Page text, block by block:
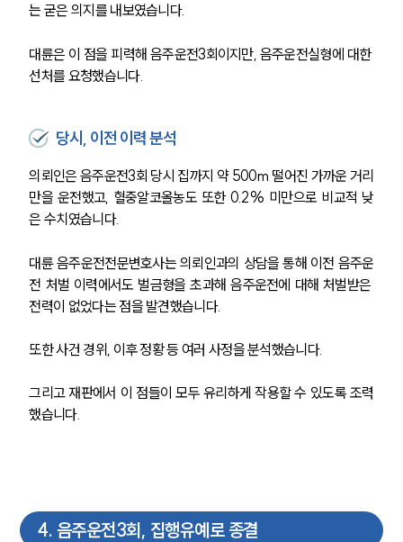
는 굳은 의지를 내보였습니다.
대륜은 이 점을 피력해 음주운전3회이지만, 음주운전실형에 대한
선처를 요청했습니다.
당시, 이전 이력 분석
의뢰인은 음주운전3회 당시 집까지 약 500m 떨어진 가까운 거리
만을 운전했고, 혈중알코올농도 또한 0.2% 미만으로 비교적 낮
은 수치였습니다.
대륜 음주운전전문변호사는 의뢰인과의 상담을 통해 이전 음주운
전 처벌 이력에서도 벌금형을 초과해 음주운전에 대해 처벌받은
전력이 없었다는 점을 발견했습니다.
또한 사건 경위, 이후 정황 등 여러 사정을 분석했습니다.
그리고 재판에서 이 점들이 모두 유리하게 작용할 수 있도록 조력
했습니다.
4. 음주운전3회, 집행유예로 종결